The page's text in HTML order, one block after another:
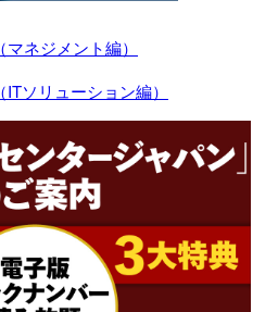
ネジメント編）
ソリューション編）